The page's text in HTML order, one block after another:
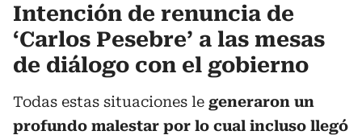
Intención de renuncia de
‘Carlos Pesebre’ a las mesas
de diálogo con el gobierno
Todas estas situaciones le generaron un
profundo malestar por lo cual incluso llegó